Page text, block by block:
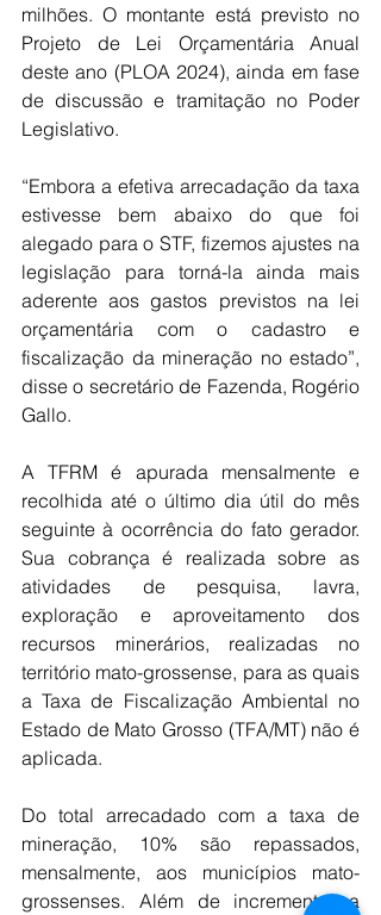
milhões. O montante está previsto no
Projeto de Lei Orçamentária Anual
deste ano (PLOA 2024), ainda em fase
de discussão e tramitação no Poder
Legislativo.
“Embora a efetiva arrecadação da taxa
estivesse bem abaixo do que foi
alegado para o STF, fizemos ajustes na
legislação para torná-la ainda mais
aderente aos gastos previstos na lei
orçamentária com o cadastro e
fiscalização da mineração no estado”,
disse o secretário de Fazenda, Rogério
Gallo.
A TFRM é apurada mensalmente e
recolhida até o último dia útil do mês
seguinte à ocorrência do fato gerador.
Sua cobrança é realizada sobre as
atividades de pesquisa, lavra,
exploração e aproveitamento dos
recursos minerários, realizadas no
território mato-grossense, para as quais
a Taxa de Fiscalização Ambiental no
Estado de Mato Grosso (TFA/MT) não é
aplicada.
Do total arrecadado com a taxa de
mineração, 10% são repassados,
mensalmente, aos municípios mato-
grossenses. Além de incrementar a